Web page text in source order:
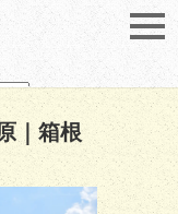
Translate
｜箱根